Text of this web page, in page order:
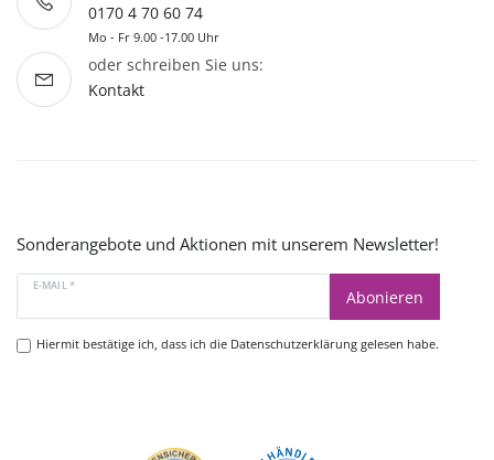
0170 4 70 60 74
Mo - Fr 9.00 -17.00 Uhr
oder schreiben Sie uns:
Kontakt
Sonderangebote und Aktionen mit unserem Newsletter!
E-MAIL *
Abonieren
Hiermit bestätige ich, dass ich die Datenschutzerklärunggelesen habe.